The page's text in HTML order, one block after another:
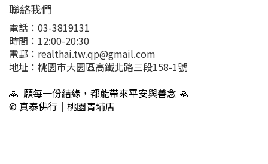
聯絡我們
電話：03-3819131
時間：12:00-20:30
電郵：realthai.tw.qp@gmail.com
地址：桃園市大園區高鐵北路三段158-1號
🙏 願每一份結緣，都能帶來平安與善念 🙏
© 真泰佛行｜桃園青埔店